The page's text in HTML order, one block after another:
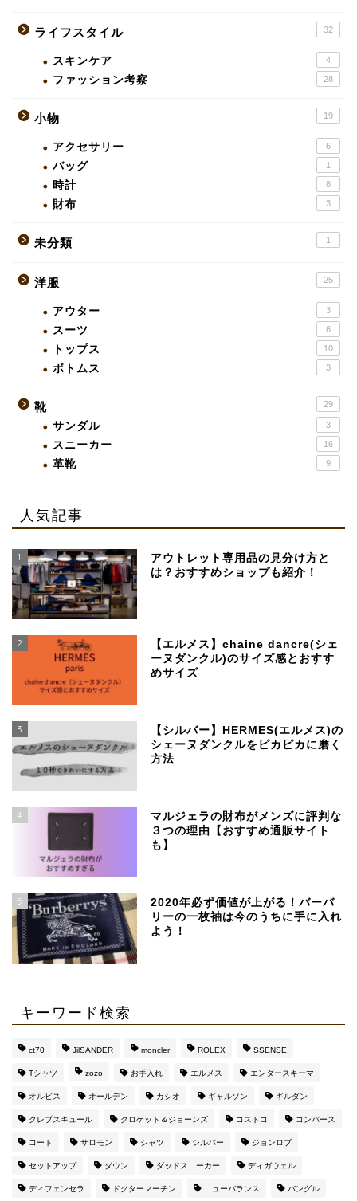
ライフスタイル 32
スキンケア 4
ファッション考察 28
小物 19
アクセサリー 6
バッグ 1
時計 8
財布 3
未分類 1
洋服 25
アウター 3
スーツ 6
トップス 10
ボトムス 3
靴 29
サンダル 3
スニーカー 16
革靴 9
人気記事
1
アウトレット専用品の見分け方と
は？おすすめショップも紹介！
2
【エルメス】chaine dancre(シェ
ーヌダンクル)のサイズ感とおすす
めサイズ
3
【シルバー】HERMES(エルメス)の
シェーヌダンクルをピカピカに磨く
方法
4
マルジェラの財布がメンズに評判な
３つの理由【おすすめ通販サイト
も】
5
2020年必ず価値が上がる！バーバ
リーの一枚袖は今のうちに手に入れ
よう！
キーワード検索
ct70 JilSANDER moncler ROLEX SSENSE
Tシャツ zozo お手入れ エルメス エンダースキーマ
オルビス オールデン カシオ ギャルソン ギルダン
クレプスキュール クロケット＆ジョーンズ コストコ コンバース
コート サロモン シャツ シルバー ジョンロブ
セットアップ ダウン ダッドスニーカー ディガウェル
ディフェンセラ ドクターマーチン ニューバランス バングル
めブランド
【マルジェラ】足袋ブー
ツのサイズ感と定価より
マルジェラの財布がメン
ズに評判な３つの理由
【おすすめ通販サイト
も】
このブログを運営してい
んな興味持って
ね・・・）